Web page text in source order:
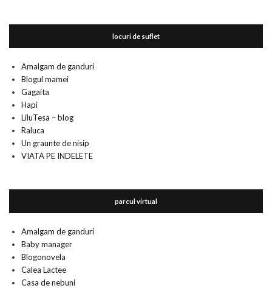
locuri de suflet
Amalgam de ganduri
Blogul mamei
Gagaita
Hapi
LiluTesa – blog
Raluca
Un graunte de nisip
VIATA PE INDELETE
parcul virtual
Amalgam de ganduri
Baby manager
Blogonovela
Calea Lactee
Casa de nebuni